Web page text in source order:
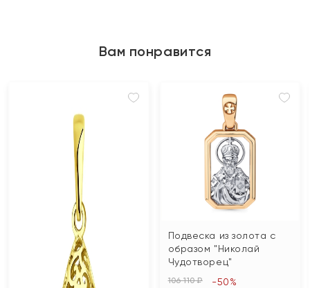
Вам понравится
Подвеска из золота с
образом "Николай
Чудотворец"
106 110 ₽ -50%